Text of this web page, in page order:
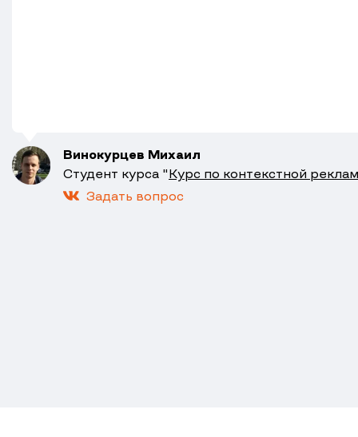
Винокурцев Михаил
Студент курса "Курс по контекстной
Задать вопрос